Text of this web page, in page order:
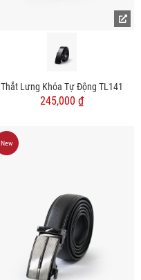
Thắt Lưng Khóa Tự Động TL141
245,000 ₫
New